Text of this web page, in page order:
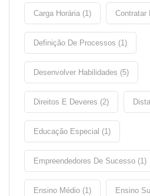
Carga Horária (1) Contratar
Definição De Processos (1)
Desenvolver Habilidades (5)
Direitos E Deveres (2)
Educação Especial (1)
Empreendedores De Sucesso (1)
Ensino Médio (1) Ensino